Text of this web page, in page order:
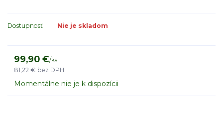
Dostupnosť Nie je skladom
99,90 €/ks
81,22 € bez DPH
Momentálne nie je k dispozícii